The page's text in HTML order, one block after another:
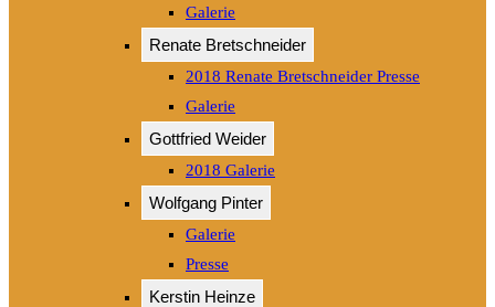
Galerie
Renate Bretschneider
2018 Renate Bretschneider Presse
Galerie
Gottfried Weider
2018 Galerie
Wolfgang Pinter
Galerie
Presse
Kerstin Heinze